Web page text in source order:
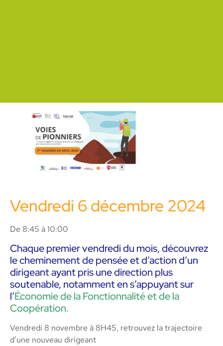
Vendredi 6 décembre 2024
De 8:45 à 10:00
Chaque premier vendredi du mois, découvrez
le cheminement de pensée et d’action d’un
dirigeant ayant pris une direction plus
soutenable, notamment en s’appuyant sur
l’Économie de la Fonctionnalité et de la
Coopération.
Vendredi 8 novembre à 8H45, retrouvez la trajectoire
d’une nouveau dirigeant